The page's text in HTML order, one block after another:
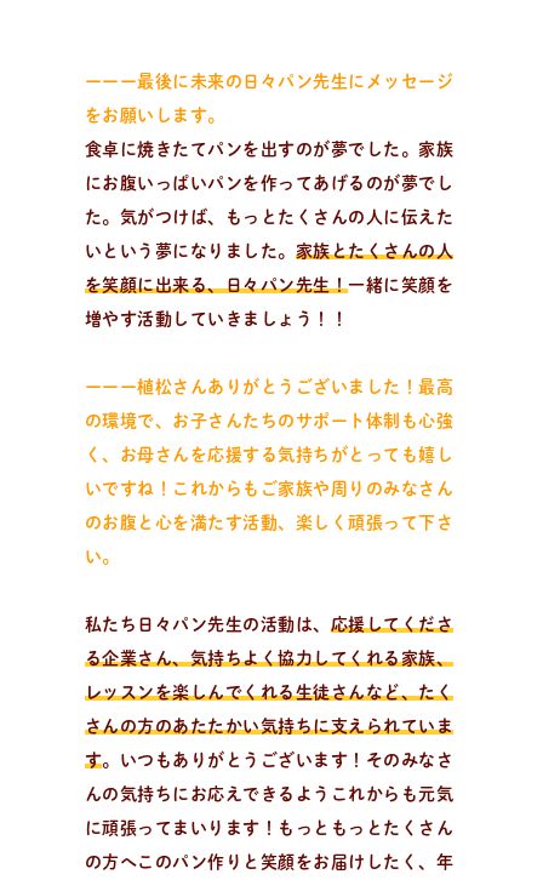
パン作りアイテムを購入！
大好評！パンが簡単に美味しく焼ける「麻衣子のMy
粉」、その他オリジナル商品からパン作りに役立つおす
すめアイテムまで購入可能。過去のオンライン講座レシ
ピ動画のご購入もこちら。
情報お 問い合 わ せ メ ル マ ガ 登 録
ーーー最後に未来の日々パン先生にメッセージ
をお願いします。
食卓に焼きたてパンを出すのが夢でした。家族
にお腹いっぱいパンを作ってあげるのが夢でし
た。気がつけば、もっとたくさんの人に伝えた
いという夢になりました。 家族とたくさんの人
を笑顔に出来る、日々パン先生！一緒に笑顔を
増やす活動していきましょう！！
ーーー植松さんありがとうございました！最高
の環境で、お子さんたちのサポート体制も心強
く、お母さんを応援する気持ちがとっても嬉し
いですね！これからもご家族や周りのみなさん
のお腹と心を満たす活動、楽しく頑張って下さ
い。
私たち日々パン先生の活動は、 応援してくださ
る企業さん、気持ちよく協力してくれる家族、
レッスンを楽しんでくれる生徒さんなど、たく
さんの方のあたたかい気持ちに支えられていま
す。いつもありがとうございます！そのみなさ
んの気持ちにお応えできるようこれからも元気
に頑張ってまいります！もっともっとたくさん
の方へこのパン作りと笑顔をお届けしたく、年